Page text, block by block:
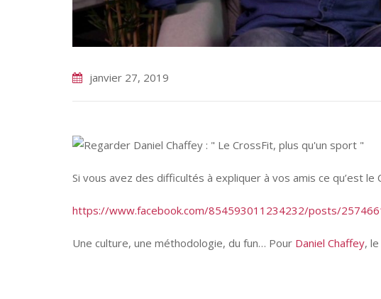
janvier 27, 2019
Si vous avez des difficultés à expliquer à vos amis ce qu’est
https://www.facebook.com/854593011234232/posts/
Une culture, une méthodologie, du fun… Pour Daniel Chaffey,